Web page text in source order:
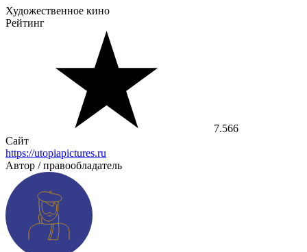
Художественное кино
Рейтинг
7.566
Сайт
https://utopiapictures.ru
Автор / правообладатель